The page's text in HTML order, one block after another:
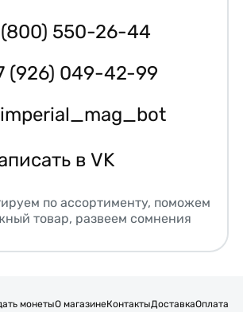
550-26-44
(926) 049-42-99
в VK
по ассортименту, поможем
товар, развеем сомнения
монетыО магазинеКонтактыДоставкаОплата